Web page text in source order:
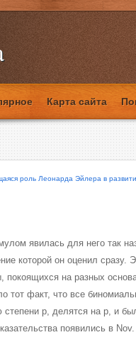
Карта сайта
роль Леонарда Эйлера в
явилась для него так
которой он оценил сразу.
покоящихся на разных
тот факт, что все
степени р, делятся на р, и
появились в